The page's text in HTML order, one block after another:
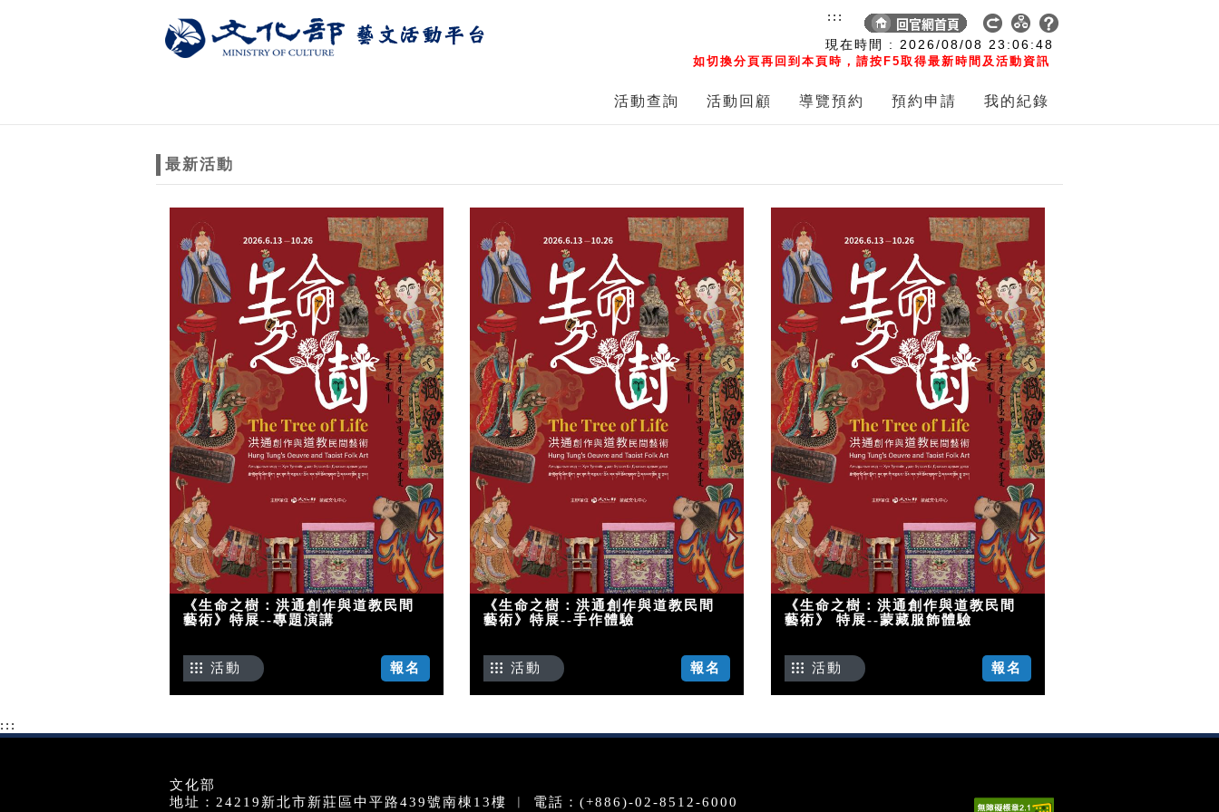
現在時間 : 2026/08/08 23:06:48
如切換分頁再回到本頁時，請按F5取得最新時間及活動資訊
:::
活動查詢 活動回顧 導覽預約 預約申請 我的紀錄
最新活動
《生命之樹：洪通創作與道教民間
藝術》特展--專題演講
報名
活動
《生命之樹：洪通創作與道教民間
藝術》特展--手作體驗
報名
活動
《生命之樹：洪通創作與道教民間
藝術》 特展--蒙藏服飾體驗
報名
活動
:::
文化部
地址：24219新北市新莊區中平路439號南棟13樓 ︱ 電話：(+886)-02-8512-6000